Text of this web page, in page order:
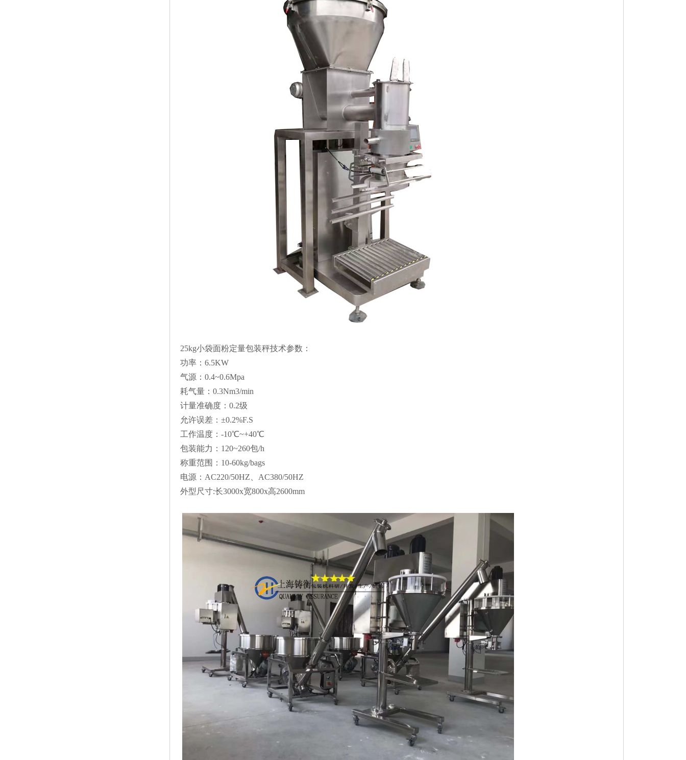
25kg小袋面粉定量包装秤技术参数：
功率：6.5KW
气源：0.4~0.6Mpa
耗气量：0.3Nm3/min
计量准确度：0.2级
允许误差：±0.2%F.S
工作温度：-10℃~+40℃
包装能力：120~260包/h
称重范围：10-60kg/bags
电源：AC220/50HZ、AC380/50HZ
外型尺寸:长3000x宽800x高2600mm